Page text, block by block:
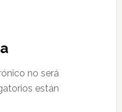
no será
están